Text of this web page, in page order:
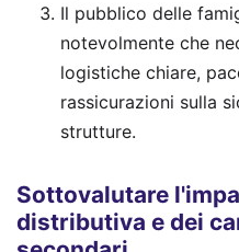
Il pubblico delle
notevolmente che
logistiche chiare,
rassicurazioni sulla
strutture.
Sottovalutare
distributiva e dei